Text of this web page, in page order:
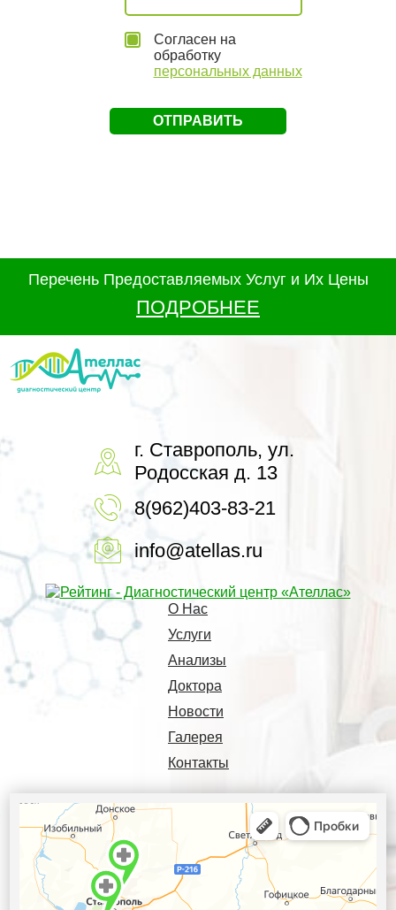
Согласен на
обработку
персональных данных
Перечень Предоставляемых Услуг и Их Цены
ПОДРОБНЕЕ
г. Ставрополь, ул.
Родосская д. 13
8(962)403-83-21
info@atellas.ru
О Нас
Услуги
Анализы
Доктора
Новости
Галерея
Контакты